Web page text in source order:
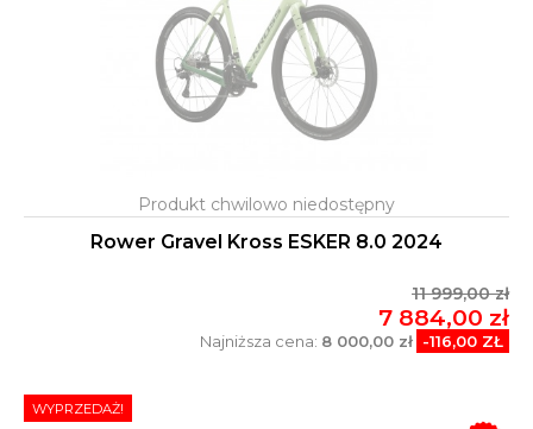
Rower Gravel Kross ESKER 8.0 2024
11 999,00 zł
7 884,00 zł
Najniższa cena: 8 000,00 zł -116,00 ZŁ
WYPRZEDAŻ!